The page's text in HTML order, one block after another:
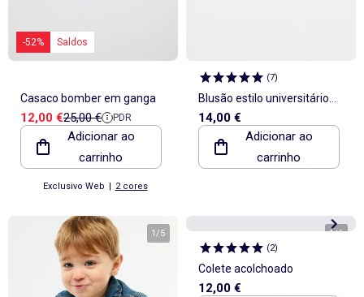
-52% Saldos
Casaco bomber em ganga
Preço de venda
12,00 €Preço de referência
25,00 € PDR
Adicionar ao
carrinho
Exclusivo Web | 2 cores
(7)
Blusão estilo universitário
\'Mickey\' \'Disney\'
14,00 €
Adicionar ao
carrinho
1/5 1/6
(2)
Colete acolchoado
12,00 €